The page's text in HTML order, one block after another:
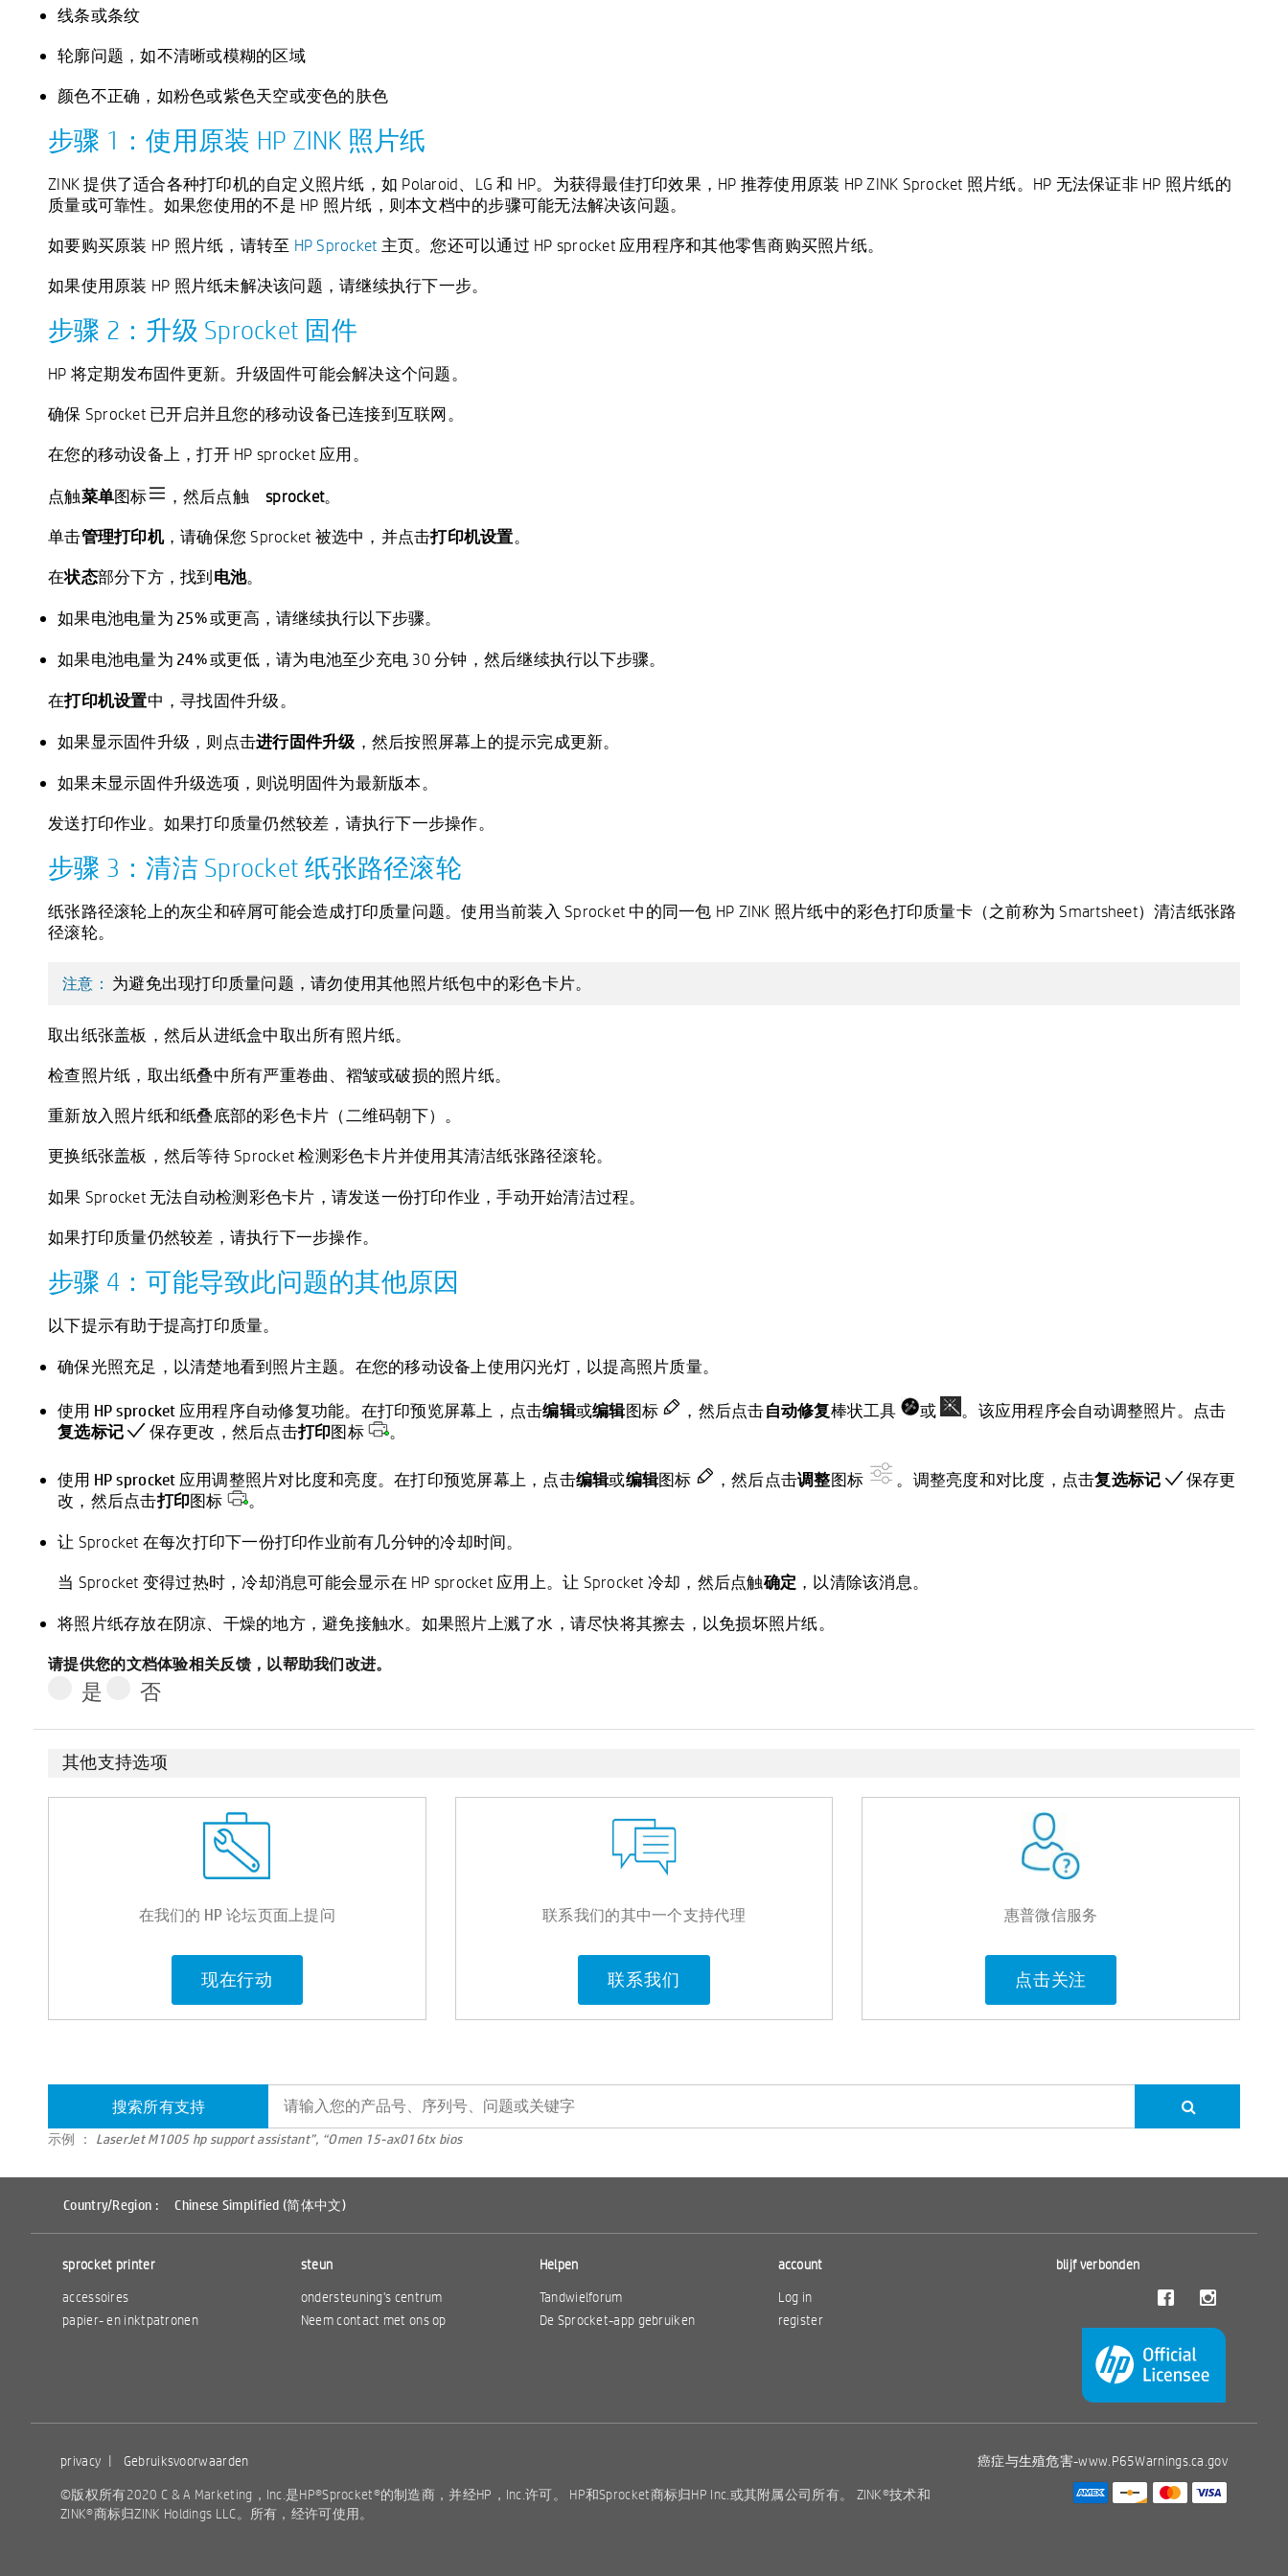
线条或条纹
轮廓问题，如不清晰或模糊的区域
颜色不正确，如粉色或紫色天空或变色的肤色
步骤 1：使用原装 HP ZINK 照片纸
ZINK 提供了适合各种打印机的自定义照片纸，如 Polaroid、LG 和 HP。为获得最佳打印效果，HP 推荐使用原装 HP ZINK Sprocket 照片纸。HP 无法保证非 HP 照片纸的
质量或可靠性。如果您使用的不是 HP 照片纸，则本文档中的步骤可能无法解决该问题。
如要购买原装 HP 照片纸，请转至 HP Sprocket 主页。您还可以通过 HP sprocket 应用程序和其他零售商购买照片纸。
如果使用原装 HP 照片纸未解决该问题，请继续执行下一步。
步骤 2：升级 Sprocket 固件
HP 将定期发布固件更新。升级固件可能会解决这个问题。
确保 Sprocket 已开启并且您的移动设备已连接到互联网。
在您的移动设备上，打开 HP sprocket 应用。
点触菜单图标 ，然后点触 sprocket。
单击管理打印机，请确保您 Sprocket 被选中，并点击打印机设置。
在状态部分下方，找到电池。
如果电池电量为 25% 或更高 ，请继续执行以下步骤。
如果电池电量为 24% 或更低，请为电池至少充电 30 分钟，然后继续执行以下步骤。
在打印机设置中，寻找固件升级。
如果显示固件升级 ，则点击进行固件升级 ，然后按照屏幕上的提示完成更新。
如果未显示固件升级选项 ，则说明固件为最新版本。
发送打印作业。如果打印质量仍然较差，请执行下一步操作。
步骤 3：清洁 Sprocket 纸张路径滚轮
纸张路径滚轮上的灰尘和碎屑可能会造成打印质量问题。使用当前装入 Sprocket 中的同一包 HP ZINK 照片纸中的彩色打印质量卡（之前称为 Smartsheet）清洁纸张路
径滚轮。
注意： 为避免出现打印质量问题， 请勿使用其他照片纸包中的彩色卡片。
取出纸张盖板，然后从进纸盒中取出所有照片纸。
检查照片纸，取出纸叠中所有严重卷曲、褶皱或破损的照片纸。
重新放入照片纸和纸叠底部的彩色卡片（二维码朝下）。
更换纸张盖板，然后等待 Sprocket 检测彩色卡片并使用其清洁纸张路径滚轮。
如果 Sprocket无法自动检测彩色卡片，请发送一份打印作业，手动开始清洁过程。
如果打印质量仍然较差，请执行下一步操作。
步骤 4：可能导致此问题的其他原因
以下提示有助于提高打印质量。
确保光照充足，以清楚地看到照片主题。在您的移动设备上使用闪光灯，以提高照片质量。
使用 HP sprocket 应用程序自动修复功能。在打印预览屏幕上，点击编辑或编辑图标 ，然后点击自动修复棒状工具 或
。该应用程序会自动调整照片。点击
复选标记
保存更改，然后点击打印图标 。
使用 HP sprocket 应用调整照片对比度和亮度。在打印预览屏幕上，点击编辑或编辑图标 ，然后点击调整图标 。调整亮度和对比度，点击复选标记
保存更
改，然后点击打印图标 。
让 Sprocket 在每次打印下一份打印作业前有几分钟的冷却时间。
当 Sprocket 变得过热时，冷却消息可能会显示在 HP sprocket 应用上。让 Sprocket 冷却，然后点触确定 ，以清除该消息。
将照片纸存放在阴凉、干燥的地方，避免接触水。如果照片上溅了水，请尽快将其擦去，以免损坏照片纸。
请提供您的文档体验相关反馈，以帮助我们改进。
是 否
其他支持选项
在我们的 HP 论坛页面上提问
现在行动
联系我们的其中一个支持代理
联系我们
惠普微信服务
点击关注
搜索所有支持
示例 ： LaserJet M1005 hp support assistant”, “Omen 15-ax016tx bios
Country/Region : Chinese Simplified (简体中文)
sprocket printer
accessoires
papier- en inktpatronen
steun
ondersteuning's centrum
Neem contact met ons op
Helpen
Tandwielforum
De Sprocket-app gebruiken
account
Log in
register
blijf verbonden
privacy | Gebruiksvoorwaarden 癌症与生殖危害-www.P65Warnings.ca.gov
©版权所有2020 C & A Marketing，Inc.是HP®Spro​​cket®的制造商，并经HP，Inc.许可。 HP和Sprocket商标归HP Inc.或其附属公司所有。 ZINK®技术和
ZINK®商标归ZINK Holdings LLC。所有，经许可使用。